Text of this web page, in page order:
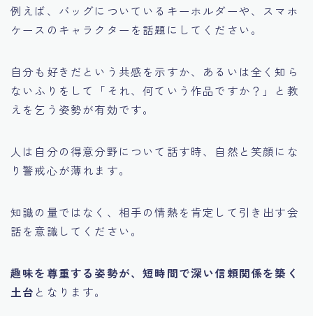
例えば、バッグについているキーホルダーや、スマホ
ケースのキャラクターを話題にしてください。
自分も好きだという共感を示すか、あるいは全く知ら
ないふりをして「それ、何ていう作品ですか？」と教
えを乞う姿勢が有効です。
人は自分の得意分野について話す時、自然と笑顔にな
り警戒心が薄れます。
知識の量ではなく、相手の情熱を肯定して引き出す会
話を意識してください。
趣味を尊重する姿勢が、短時間で深い信頼関係を築く
土台 となります。